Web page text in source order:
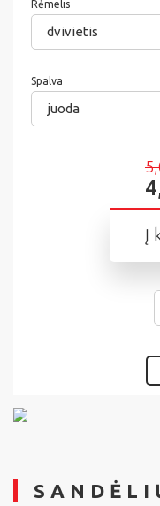
Rėmelis
dvivietis
Spalva
juoda
Į